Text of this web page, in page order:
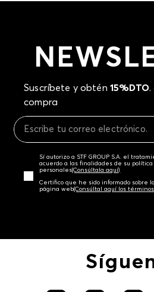
Suscríbete y obtén 15%DTO.
compra
Sí autorizo a STF GROUP S.A. el
acuerdo a las finalidades de su
personales‎(Consúltala aquí)
Certifico que he sido informado sobre
página web‎(Consúltal aquí los